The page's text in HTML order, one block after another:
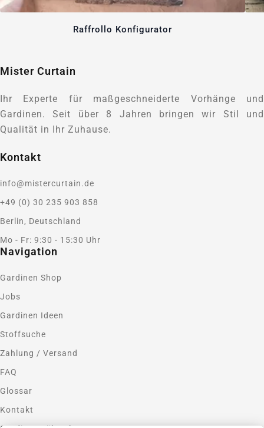
Raffrollo Konfigurator
Mister Curtain
Ihr Experte für maßgeschneiderte Vorhänge und
Gardinen. Seit über 8 Jahren bringen wir Stil und
Qualität in Ihr Zuhause.
Kontakt
info@mistercurtain.de
+49 (0) 30 235 903 858
Berlin, Deutschland
Mo - Fr: 9:30 - 15:30 Uhr
Navigation
Gardinen Shop
Jobs
Gardinen Ideen
Stoffsuche
Zahlung / Versand
FAQ
Glossar
Kontakt